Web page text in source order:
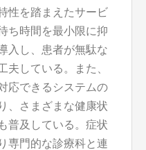
性を踏まえたサービ
ち時間を最小限に抑
入し、患者が無駄な
夫している。また、
応できるシステムの
、さまざまな健康状
普及している。症状
専門的な診療科と連